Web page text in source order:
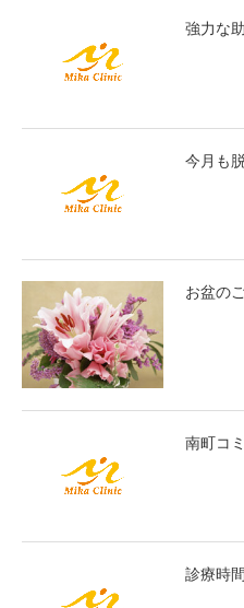
強力な
今月も
お盆の
南町コ
診療時